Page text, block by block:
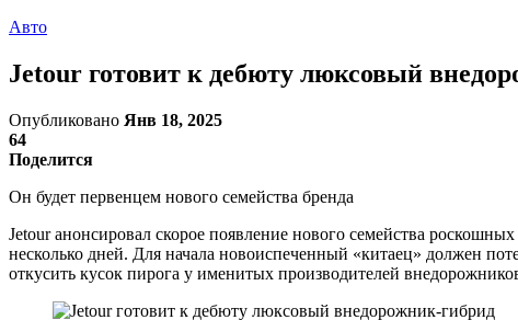
Авто
Jetour готовит к дебюту люксовый
Опубликовано Янв 18, 2025
64
Поделится
Он будет первенцем нового семейства бренда
Jetour анонсировал скорое появление нового семейства
несколько дней. Для начала новоиспеченный «китаец» должен
откусить кусок пирога у именитых производителей